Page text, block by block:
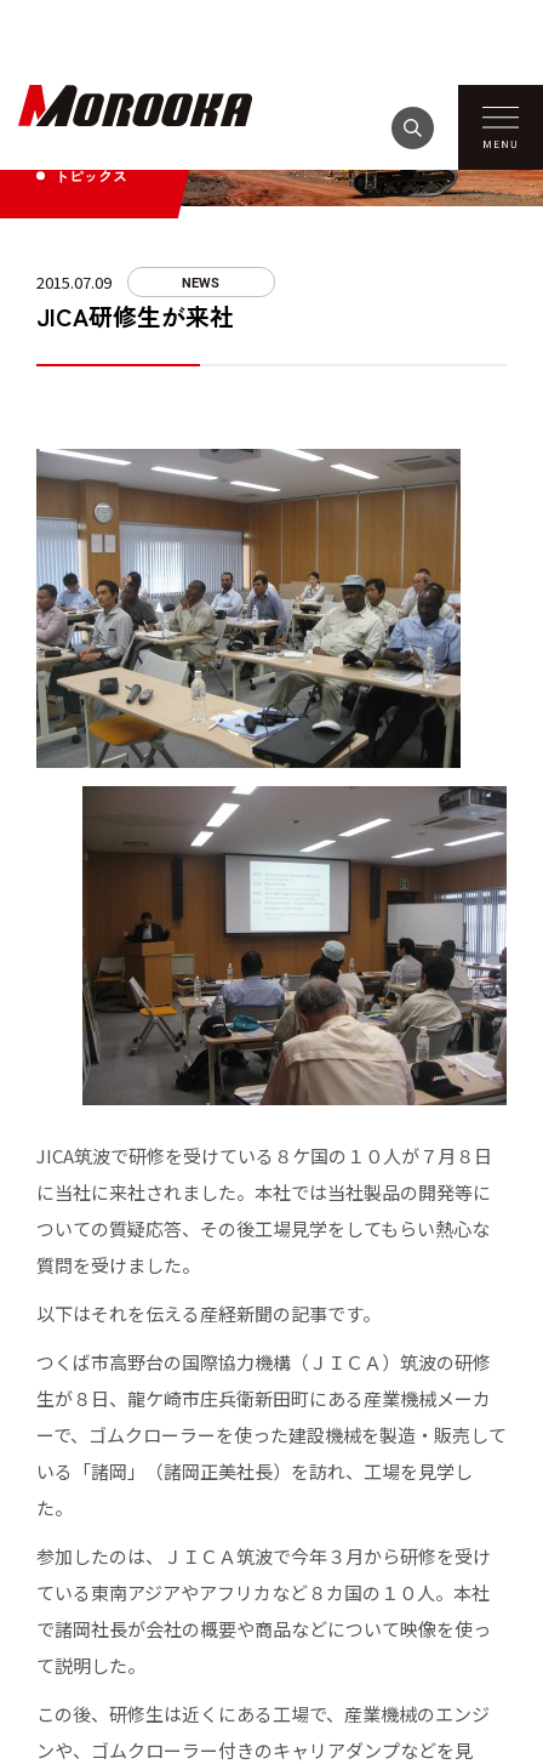
トピックス
2015.07.09 NEWS
JICA研修生が来社
JICA筑波で研修を受けている８ケ国の１０人が７月８日
に当社に来社されました。本社では当社製品の開発等に
ついての質疑応答、その後工場見学をしてもらい熱心な
質問を受けました。
以下はそれを伝える産経新聞の記事です。
つくば市高野台の国際協力機構（ＪＩＣＡ）筑波の研修
生が８日、龍ケ崎市庄兵衛新田町にある産業機械メーカ
ーで、ゴムクローラーを使った建設機械を製造・販売して
いる「諸岡」（諸岡正美社長）を訪れ、工場を見学し
た。
参加したのは、ＪＩＣＡ筑波で今年３月から研修を受け
ている東南アジアやアフリカなど８カ国の１０人。本社
で諸岡社長が会社の概要や商品などについて映像を使っ
て説明した。
この後、研修生は近くにある工場で、産業機械のエンジ
ンや、ゴムクローラー付きのキャリアダンプなどを見